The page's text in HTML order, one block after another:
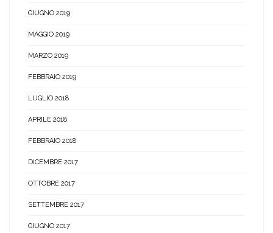
GIUGNO 2019
MAGGIO 2019
MARZO 2019
FEBBRAIO 2019
LUGLIO 2018
APRILE 2018
FEBBRAIO 2018
DICEMBRE 2017
OTTOBRE 2017
SETTEMBRE 2017
GIUGNO 2017